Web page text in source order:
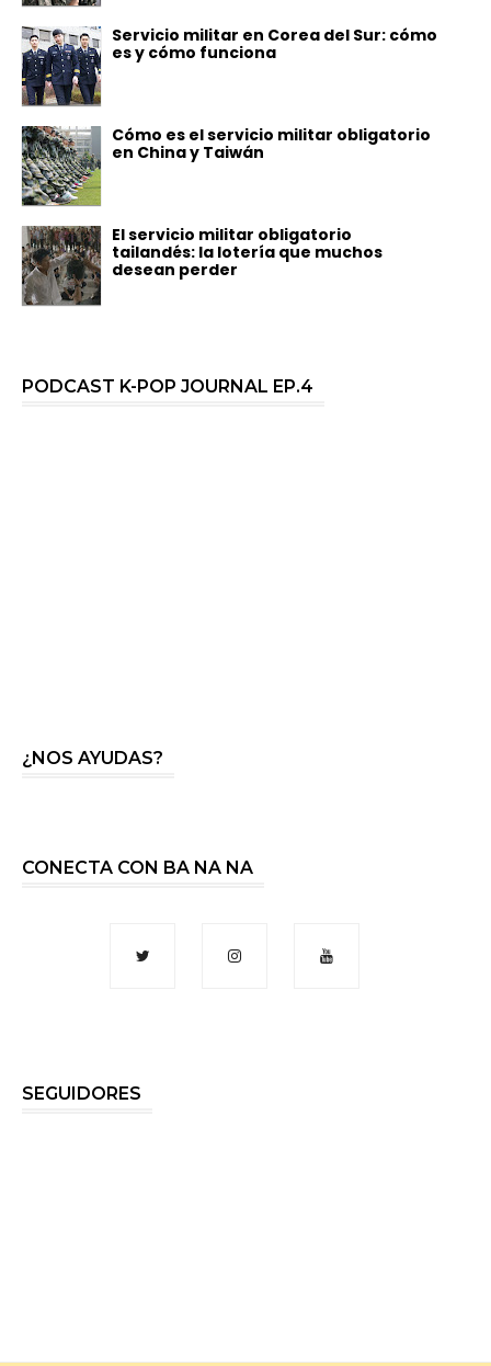
Servicio militar en Corea del Sur: cómo
es y cómo funciona
Cómo es el servicio militar obligatorio
en China y Taiwán
El servicio militar obligatorio
tailandés: la lotería que muchos
desean perder
PODCAST K-POP JOURNAL EP.4
¿NOS AYUDAS?
CONECTA CON BA NA NA
SEGUIDORES